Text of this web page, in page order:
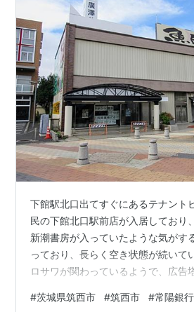
下館駅北口出てすぐにあるテナント
民の下館北口駅前店が入居しており
新潮書房が入っていたような気がす
っており、長らく空き状態が続いて
ロサワが関わっているようで、広告
トがあり、そこからこのビルが堺屋
#茨城県筑西市 #筑西市 #常陽銀行